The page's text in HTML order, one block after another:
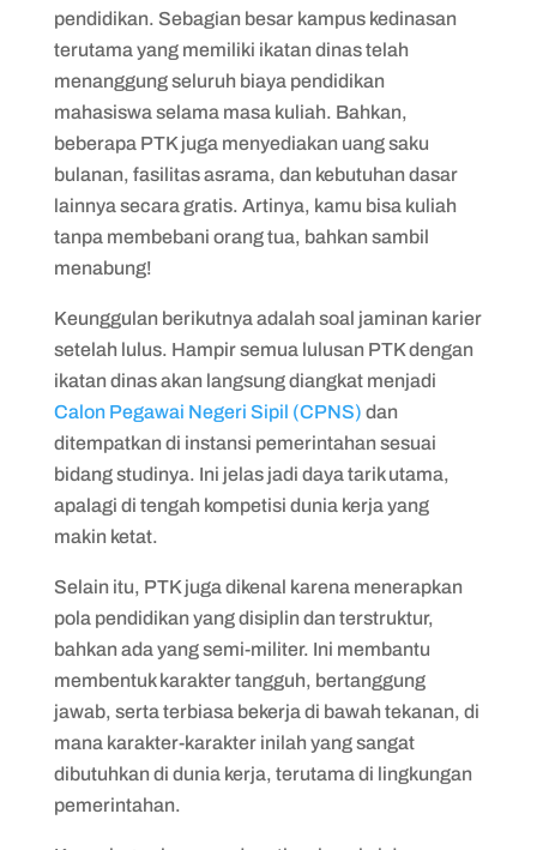
pendidikan. Sebagian besar kampus kedinasan
terutama yang memiliki ikatan dinas telah
menanggung seluruh biaya pendidikan
mahasiswa selama masa kuliah. Bahkan,
beberapa PTK juga menyediakan uang saku
bulanan, fasilitas asrama, dan kebutuhan dasar
lainnya secara gratis. Artinya, kamu bisa kuliah
tanpa membebani orang tua, bahkan sambil
menabung!
Keunggulan berikutnya adalah soal jaminan karier
setelah lulus. Hampir semua lulusan PTK dengan
ikatan dinas akan langsung diangkat menjadi
Calon Pegawai Negeri Sipil (CPNS) dan
ditempatkan di instansi pemerintahan sesuai
bidang studinya. Ini jelas jadi daya tarik utama,
apalagi di tengah kompetisi dunia kerja yang
makin ketat.
Selain itu, PTK juga dikenal karena menerapkan
pola pendidikan yang disiplin dan terstruktur,
bahkan ada yang semi-militer. Ini membantu
membentuk karakter tangguh, bertanggung
jawab, serta terbiasa bekerja di bawah tekanan, di
mana karakter-karakter inilah yang sangat
dibutuhkan di dunia kerja, terutama di lingkungan
pemerintahan.